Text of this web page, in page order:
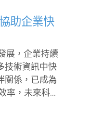
產業、成就
的損失。謹代
家屬與力積
必將激勵後來
助企業快
展，企業持續
技術資訊中快
關係，已成為